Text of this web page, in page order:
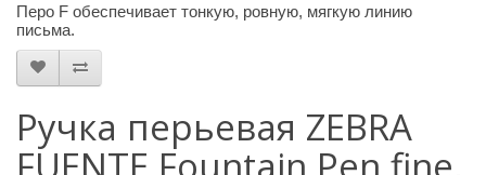
Перо F обеспечивает тонкую, ровную, мягкую линию
письма.
Ручка перьевая ZEBRA